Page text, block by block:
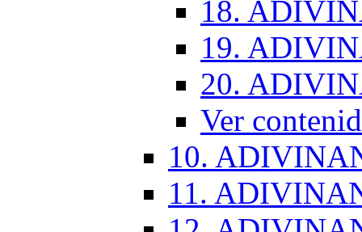
18.
19.
20.
Ver
10.
11.